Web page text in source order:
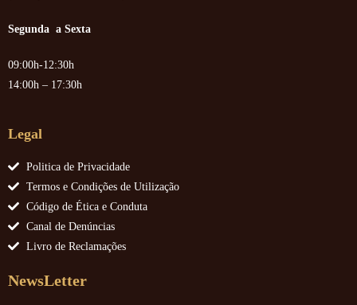
Segunda a Sexta
09:00h-12:30h
14:00h – 17:30h
Legal
Politica de Privacidade
Termos e Condições de Utilização
Código de Ética e Conduta
Canal de Denúncias
Livro de Reclamações
NewsLetter